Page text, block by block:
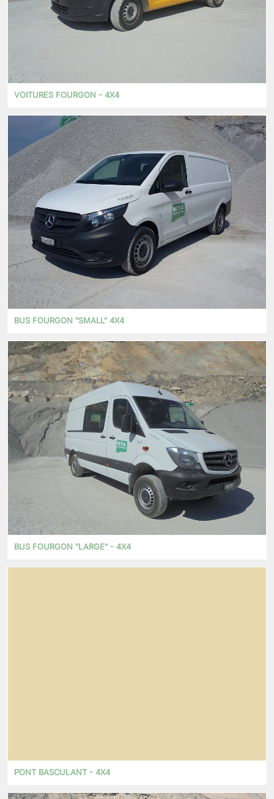
VOITURES FOURGON - 4X4
BUS FOURGON "SMALL" 4X4
BUS FOURGON "LARGE" - 4X4
PONT BASCULANT - 4X4